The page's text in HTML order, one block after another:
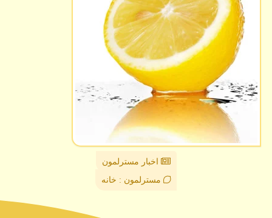
اخبار مسترلمون
مسترلمون : خانه